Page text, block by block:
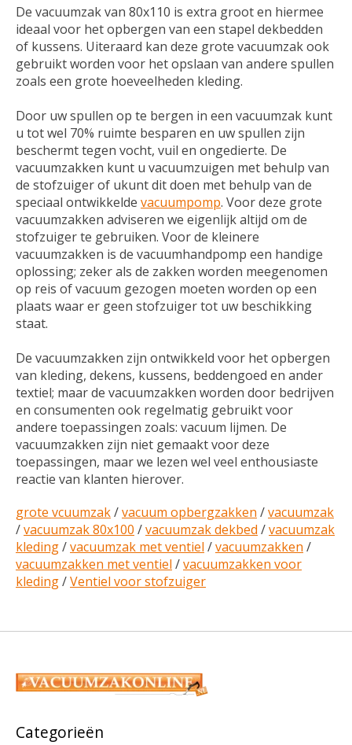
De vacuumzak van 80x110 is extra groot en hiermee
ideaal voor het opbergen van een stapel dekbedden
of kussens. Uiteraard kan deze grote vacuumzak ook
gebruikt worden voor het opslaan van andere spullen
zoals een grote hoeveelheden kleding.
Door uw spullen op te bergen in een vacuumzak kunt
u tot wel 70% ruimte besparen en uw spullen zijn
beschermt tegen vocht, vuil en ongedierte. De
vacuumzakken kunt u vacuumzuigen met behulp van
de stofzuiger of ukunt dit doen met behulp van de
speciaal ontwikkelde vacuumpomp. Voor deze grote
vacuumzakken adviseren we eigenlijk altijd om de
stofzuiger te gebruiken. Voor de kleinere
vacuumzakken is de vacuumhandpomp een handige
oplossing; zeker als de zakken worden meegenomen
op reis of vacuum gezogen moeten worden op een
plaats waar er geen stofzuiger tot uw beschikking
staat.
De vacuumzakken zijn ontwikkeld voor het opbergen
van kleding, dekens, kussens, beddengoed en ander
textiel; maar de vacuumzakken worden door bedrijven
en consumenten ook regelmatig gebruikt voor
andere toepassingen zoals: vacuum lijmen. De
vacuumzakken zijn niet gemaakt voor deze
toepassingen, maar we lezen wel veel enthousiaste
reactie van klanten hierover.
grote vcuumzak/vacuum opbergzakken /vacuumzak
/vacuumzak 80x100 /vacuumzak dekbed /vacuumzak
kleding/vacuumzak met ventiel /vacuumzakken /
vacuumzakken met ventiel /vacuumzakken voor
kleding/Ventiel voor stofzuiger
Categorieën